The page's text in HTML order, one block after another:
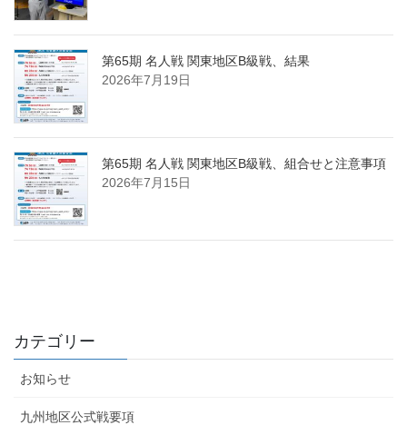
第65期 名人戦 関東地区B級戦、結果
2026年7月19日
第65期 名人戦 関東地区B級戦、組合せと注意事項
2026年7月15日
カテゴリー
お知らせ
九州地区公式戦要項